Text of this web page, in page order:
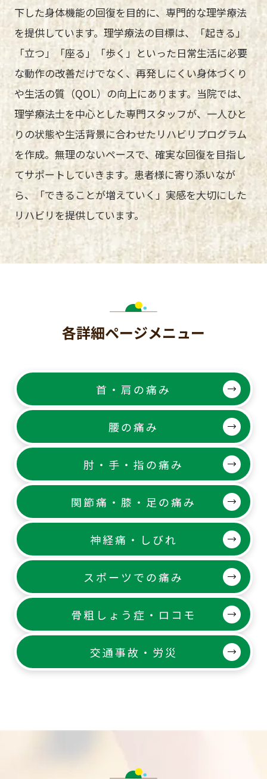
下した身体機能の回復を目的に、専門的な理学療法
を提供しています。理学療法の目標は、「起きる」
「立つ」「座る」「歩く」といった日常生活に必要
な動作の改善だけでなく、再発しにくい身体づくり
や生活の質（QOL）の向上にあります。当院では、
理学療法士を中心とした専門スタッフが、一人ひと
りの状態や生活背景に合わせたリハビリプログラム
を作成。無理のないペースで、確実な回復を目指し
てサポートしていきます。患者様に寄り添いなが
ら、「できることが増えていく」実感を大切にした
リハビリを提供しています。
各詳細ページメニュー
首・肩の痛み
腰の痛み
肘・手・指の痛み
関節痛・膝・足の痛み
神経痛・しびれ
スポーツでの痛み
骨粗しょう症・ロコモ
交通事故・労災